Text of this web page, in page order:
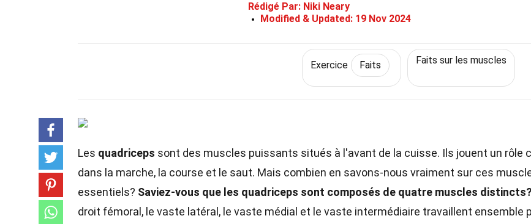
Rédigé Par: Niki Neary
Modified & Updated: 19 Nov 2024
Exercice Faits Faits sur les muscles
Les quadriceps sont des muscles puissants situés à l'avant de la cuisse. Ils jouent un rôle
dans la marche, la course et le saut. Mais combien en savons-nous vraiment sur ces
essentiels? Saviez-vous que les quadriceps sont composés de quatre muscles distincts?
droit fémoral, le vaste latéral, le vaste médial et le vaste intermédiaire travaillent ensemble